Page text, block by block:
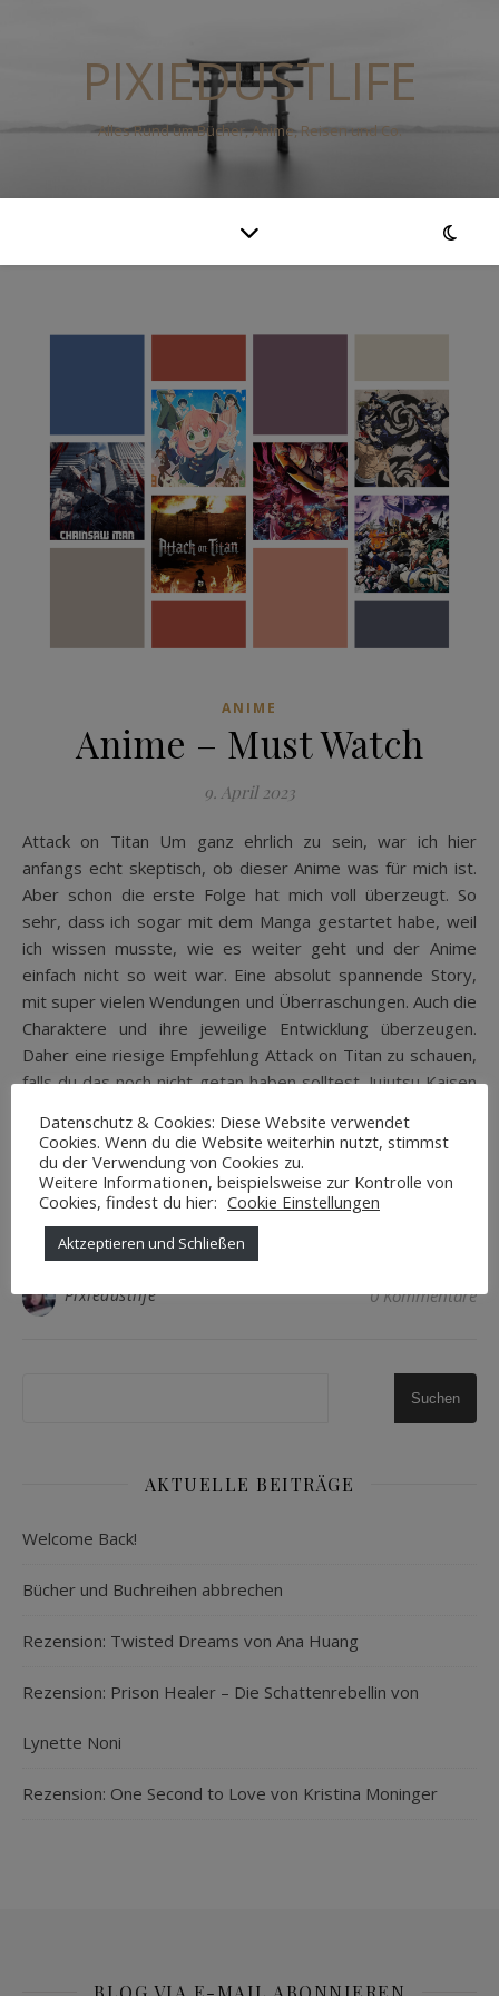
PIXIEDUSTLIFE
Alles Rund um Bücher, Anime, Reisen und Co.
ANIME
Anime – Must Watch
9. April 2023
Attack on Titan Um ganz ehrlich zu sein, war ich hier
anfangs echt skeptisch, ob dieser Anime was für mich ist.
Aber schon die erste Folge hat mich voll überzeugt. So
sehr, dass ich sogar mit dem Manga gestartet habe, weil
ich wissen musste, wie es weiter geht und der Anime
einfach nicht so weit war. Eine absolut spannende Story,
mit super vielen Wendungen und Überraschungen. Auch die
Charaktere und ihre jeweilige Entwicklung überzeugen.
Daher eine riesige Empfehlung Attack on Titan zu schauen,
falls du das noch nicht getan haben solltest. Jujutsu Kaisen
ansprechend. Jujutsu Kaisen überzeugt mit…
WEITERLESEN
Pixiedustlife 0 Kommentare
Suchen
AKTUELLE BEITRÄGE
Welcome Back!
Bücher und Buchreihen abbrechen
Rezension: Twisted Dreams von Ana Huang
Rezension: Prison Healer – Die Schattenrebellin von
Lynette Noni
Rezension: One Second to Love von Kristina Moninger
Datenschutz & Cookies: Diese Website verwendet
Cookies. Wenn du die Website weiterhin nutzt, stimmst
du der Verwendung von Cookies zu.
Weitere Informationen, beispielsweise zur Kontrolle von
Cookies, findest du hier: Cookie Einstellungen
Aktzeptieren und Schließen